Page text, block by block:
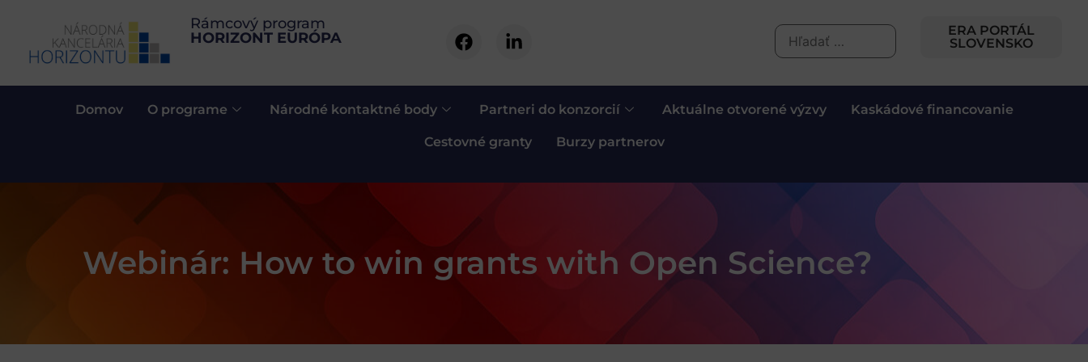
Rámcový program
HORIZONT EURÓPA
ERA PORTÁL
SLOVENSKO
Domov O programe Národné kontaktné body Partneri do konzorcií Aktuálne otvorené výzvy Kaskádové financovanie
Cestovné granty Burzy partnerov
Webinár: How to win grants with Open Science?